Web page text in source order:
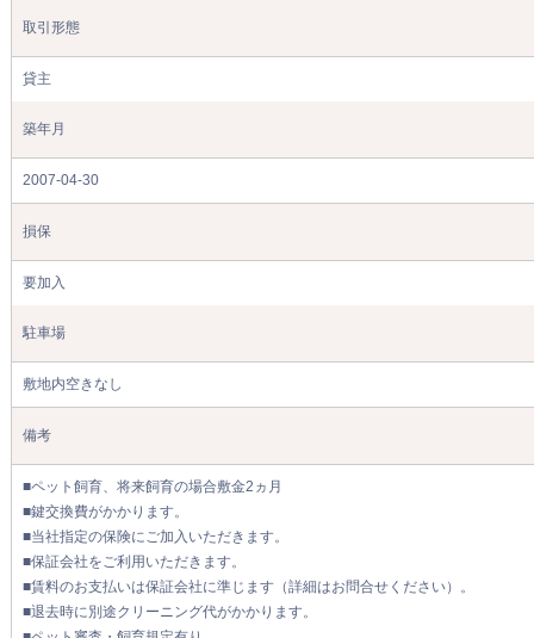
取引形態
貸主
築年月
2007-04-30
損保
要加入
駐車場
敷地内空きなし
備考
■ペット飼育、将来飼育の場合敷金2ヵ月
■鍵交換費がかかります。
■当社指定の保険にご加入いただきます。
■保証会社をご利用いただきます。
■賃料のお支払いは保証会社に準じます（詳細はお問合せください）。
■退去時に別途クリーニング代がかかります。